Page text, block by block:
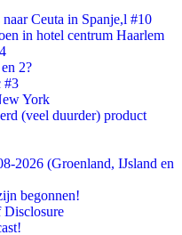
Ceuta in Spanje,l #10
in hotel centrum Haarlem
2?
#3
York
(veel duurder) product
2026 (Groenland, IJsland en
begonnen!